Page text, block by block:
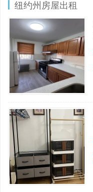
纽约州房屋出租